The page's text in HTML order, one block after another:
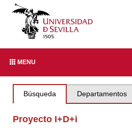
MENU
Búsqueda Departamentos
Proyecto I+D+i